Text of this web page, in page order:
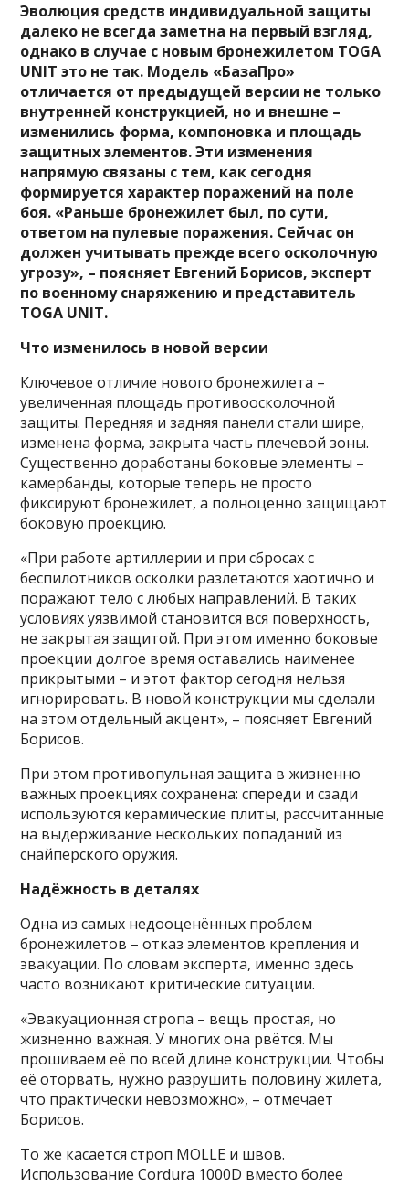
Эволюция средств индивидуальной защиты
далеко не всегда заметна на первый взгляд,
однако в случае с новым бронежилетом TOGA
UNIT это не так. Модель «БазаПро»
отличается от предыдущей версии не только
внутренней конструкцией, но и внешне –
изменились форма, компоновка и площадь
защитных элементов. Эти изменения
напрямую связаны с тем, как сегодня
формируется характер поражений на поле
боя. «Раньше бронежилет был, по сути,
ответом на пулевые поражения. Сейчас он
должен учитывать прежде всего осколочную
угрозу», – поясняет Евгений Борисов, эксперт
по военному снаряжению и представитель
TOGA UNIT.
Что изменилось в новой версии
Ключевое отличие нового бронежилета –
увеличенная площадь противоосколочной
защиты. Передняя и задняя панели стали шире,
изменена форма, закрыта часть плечевой зоны.
Существенно доработаны боковые элементы –
камербанды, которые теперь не просто
фиксируют бронежилет, а полноценно защищают
боковую проекцию.
«При работе артиллерии и при сбросах с
беспилотников осколки разлетаются хаотично и
поражают тело с любых направлений. В таких
условиях уязвимой становится вся поверхность,
не закрытая защитой. При этом именно боковые
проекции долгое время оставались наименее
прикрытыми – и этот фактор сегодня нельзя
игнорировать. В новой конструкции мы сделали
на этом отдельный акцент», – поясняет Евгений
Борисов.
При этом противопульная защита в жизненно
важных проекциях сохранена: спереди и сзади
используются керамические плиты, рассчитанные
на выдерживание нескольких попаданий из
снайперского оружия.
Надёжность в деталях
Одна из самых недооценённых проблем
бронежилетов – отказ элементов крепления и
эвакуации. По словам эксперта, именно здесь
часто возникают критические ситуации.
«Эвакуационная стропа – вещь простая, но
жизненно важная. У многих она рвётся. Мы
прошиваем её по всей длине конструкции. Чтобы
её оторвать, нужно разрушить половину жилета,
что практически невозможно», – отмечает
Борисов.
То же касается строп MOLLE и швов.
Использование Cordura 1000D вместо более